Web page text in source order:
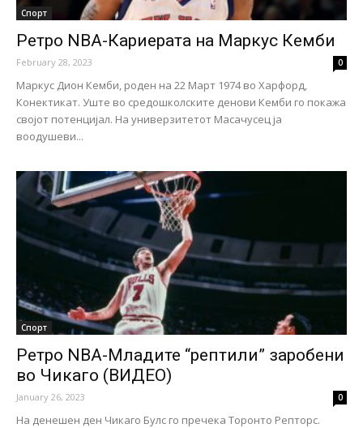
Спорт
Ретро NBA-Кариерата на Маркус Кемби
February 28, 2023 0
Маркус Дион Кемби, роден на 22 Март 1974 во Харфорд,
Конектикат. Уште во средошколските денови Кемби го покажа
својот потенцијал. На универзитетот Масачусец ја
воодушеви...
Спорт
Ретро NBA-Младите “рептили” заробени
во Чикаго (ВИДЕО)
January 26, 2023 0
На денешен ден Чикаго Булс го пречека Торонто Репторс.